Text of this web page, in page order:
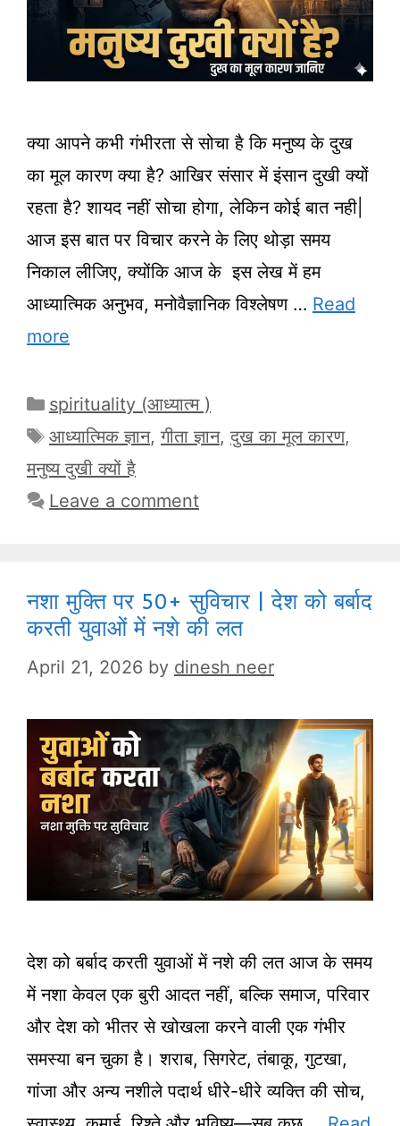
क्या आपने कभी गंभीरता से सोचा है कि मनुष्य के दुख
का मूल कारण क्या है? आखिर संसार में इंसान दुखी क्यों
रहता है? शायद नहीं सोचा होगा, लेकिन कोई बात नही|
आज इस बात पर विचार करने के लिए थोड़ा समय
निकाल लीजिए, क्योंकि आज के इस लेख में हम
आध्यात्मिक अनुभव, मनोवैज्ञानिक विश्लेषण … Read
more
Categories
spirituality (आध्यात्म )
Tags
आध्यात्मिक ज्ञान,गीता ज्ञान,दुख का मूल कारण,
मनुष्य दुखी क्यों है
Leave a comment
नशा मुक्ति पर 50+ सुविचार | देश को बर्बाद
करती युवाओं में नशे की लत
April 21, 2026 by dinesh neer
देश को बर्बाद करती युवाओं में नशे की लत आज के समय
में नशा केवल एक बुरी आदत नहीं, बल्कि समाज, परिवार
और देश को भीतर से खोखला करने वाली एक गंभीर
समस्या बन चुका है। शराब, सिगरेट, तंबाकू, गुटखा,
गांजा और अन्य नशीले पदार्थ धीरे-धीरे व्यक्ति की सोच,